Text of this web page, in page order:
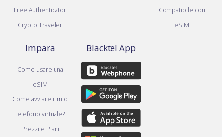
Free Authenticator
Crypto Traveler
Compatibile con
eSIM
Impara
Come usare una
eSIM
Come avviare il mio
telefono virtuale?
Prezzi e Piani
Blacktel App